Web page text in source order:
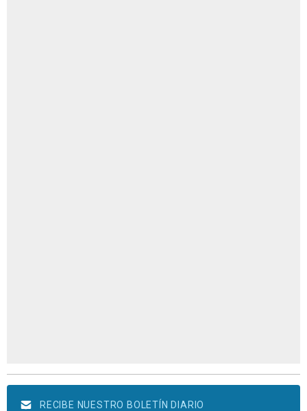
RECIBE NUESTRO BOLETÍN DIARIO